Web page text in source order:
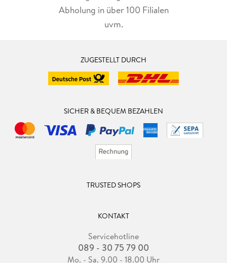
Abholung in über 100 Filialen
uvm.
ZUGESTELLT DURCH
SICHER & BEQUEM BEZAHLEN
TRUSTED SHOPS
KONTAKT
Servicehotline
089 - 30 75 79 00
Mo. - Sa. 9.00 - 18.00 Uhr